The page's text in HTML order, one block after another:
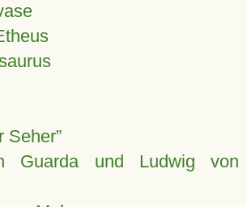
Seher”
Guarda und Ludwig von